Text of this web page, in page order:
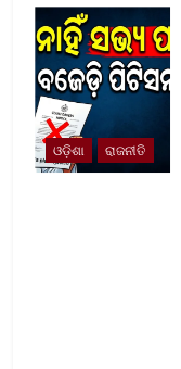
ଓଡ଼ିଶା ରାଜନୀତି